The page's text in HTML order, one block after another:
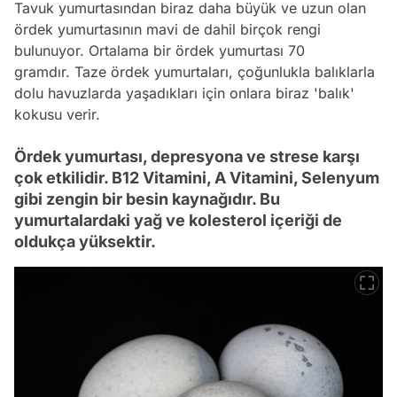
Tavuk yumurtasından biraz daha büyük ve uzun olan
ördek yumurtasının mavi de dahil birçok rengi
bulunuyor. Ortalama bir ördek yumurtası 70
gramdır. Taze ördek yumurtaları, çoğunlukla balıklarla
dolu havuzlarda yaşadıkları için onlara biraz 'balık'
kokusu verir.
Ördek yumurtası, depresyona ve strese karşı
çok etkilidir. B12 Vitamini, A Vitamini, Selenyum
gibi zengin bir besin kaynağıdır. Bu
yumurtalardaki yağ ve kolesterol içeriği de
oldukça yüksektir.